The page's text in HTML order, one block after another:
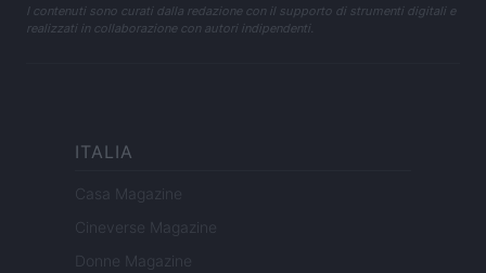
I contenuti sono curati dalla redazione con il supporto di strumenti digitali e
realizzati in collaborazione con autori indipendenti.
ITALIA
Casa Magazine
Cineverse Magazine
Donne Magazine